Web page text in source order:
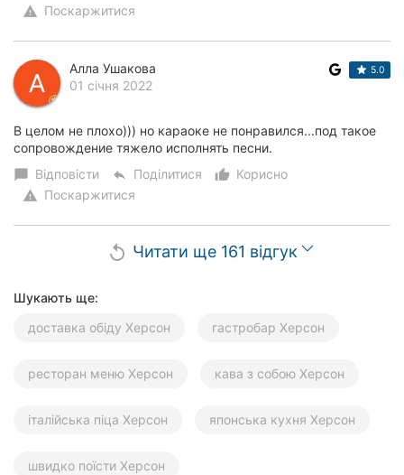
warning Поскаржитися
Алла Ушакова
01 січня 2022
5.0
В целом не плохо))) но караоке не понравился...под такое
сопровождение тяжело исполнять песни.
chat_bubble Відповісти reply Поділитися thumb_up_alt
Корисно
warning Поскаржитися
replay Читати ще 161 відгук
Шукають ще:
доставка обіду Херсон
гастробар Херсон
ресторан меню Херсон кава з собою Херсон
італійська піца Херсон японська кухня Херсон
швидко поїсти Херсон